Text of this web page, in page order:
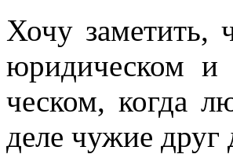
Хочу заметить,
юридическом и
ческом, когда
деле чужие друг